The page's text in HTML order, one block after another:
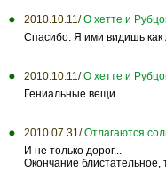
2010.10.11/ О хетте и
Спасибо. Я ими видишь
2010.10.11/ О хетте и
Гениальные вещи.
2010.07.31/ Отлагаются
И не только дорог...
Окончание блистательное,